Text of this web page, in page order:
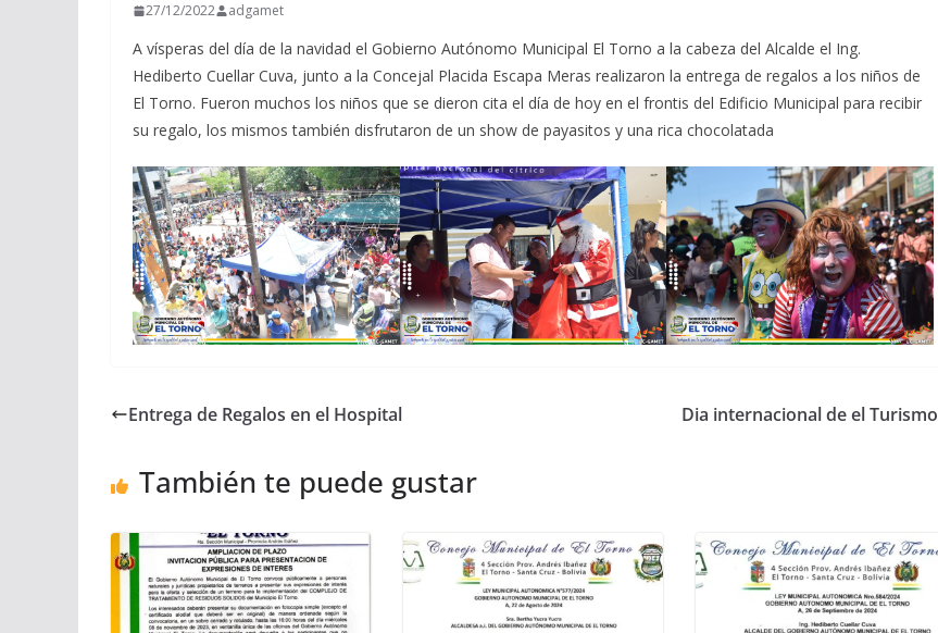
27/12/2022 adgamet
A vísperas del día de la navidad el Gobierno Autónomo Municipal El Torno a la cabeza del Alcalde el Ing.
Hediberto Cuellar Cuva, junto a la Concejal Placida Escapa Meras realizaron la entrega de regalos a los niños de
El Torno. Fueron muchos los niños que se dieron cita el día de hoy en el frontis del Edificio Municipal para recibir
su regalo, los mismos también disfrutaron de un show de payasitos y una rica chocolatada
Entrega de Regalos en el Hospital Dia internacional de el Turismo
También te puede gustar